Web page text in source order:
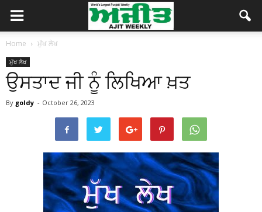
Home ਮੁੱਖ ਲੇਖ
ਮੁੱਖ ਲੇਖ
ਉਸਤਾਦ ਜੀ ਨੂੰ ਲਿਖਿਆ ਖ਼ਤ
By goldy - October 26, 2023